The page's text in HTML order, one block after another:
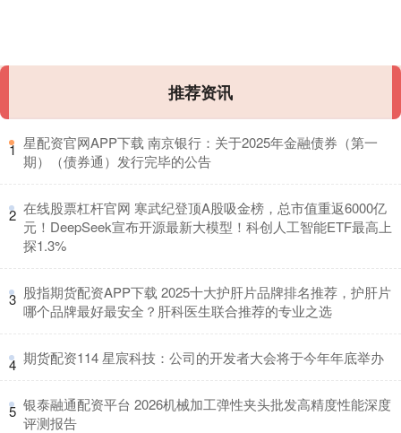
推荐资讯
1 ​星配资官网APP下载 南京银行：关于2025年金融债券（第一
期）（债券通）发行完毕的公告
2 ​在线股票杠杆官网 寒武纪登顶A股吸金榜，总市值重返6000亿
元！DeepSeek宣布开源最新大模型！科创人工智能ETF最高上
探1.3%
3 ​股指期货配资APP下载 2025十大护肝片品牌排名推荐，护肝片
哪个品牌最好最安全？肝科医生联合推荐的专业之选
4 ​期货配资114 星宸科技：公司的开发者大会将于今年年底举办
5 ​银泰融通配资平台 2026机械加工弹性夹头批发高精度性能深度
评测报告